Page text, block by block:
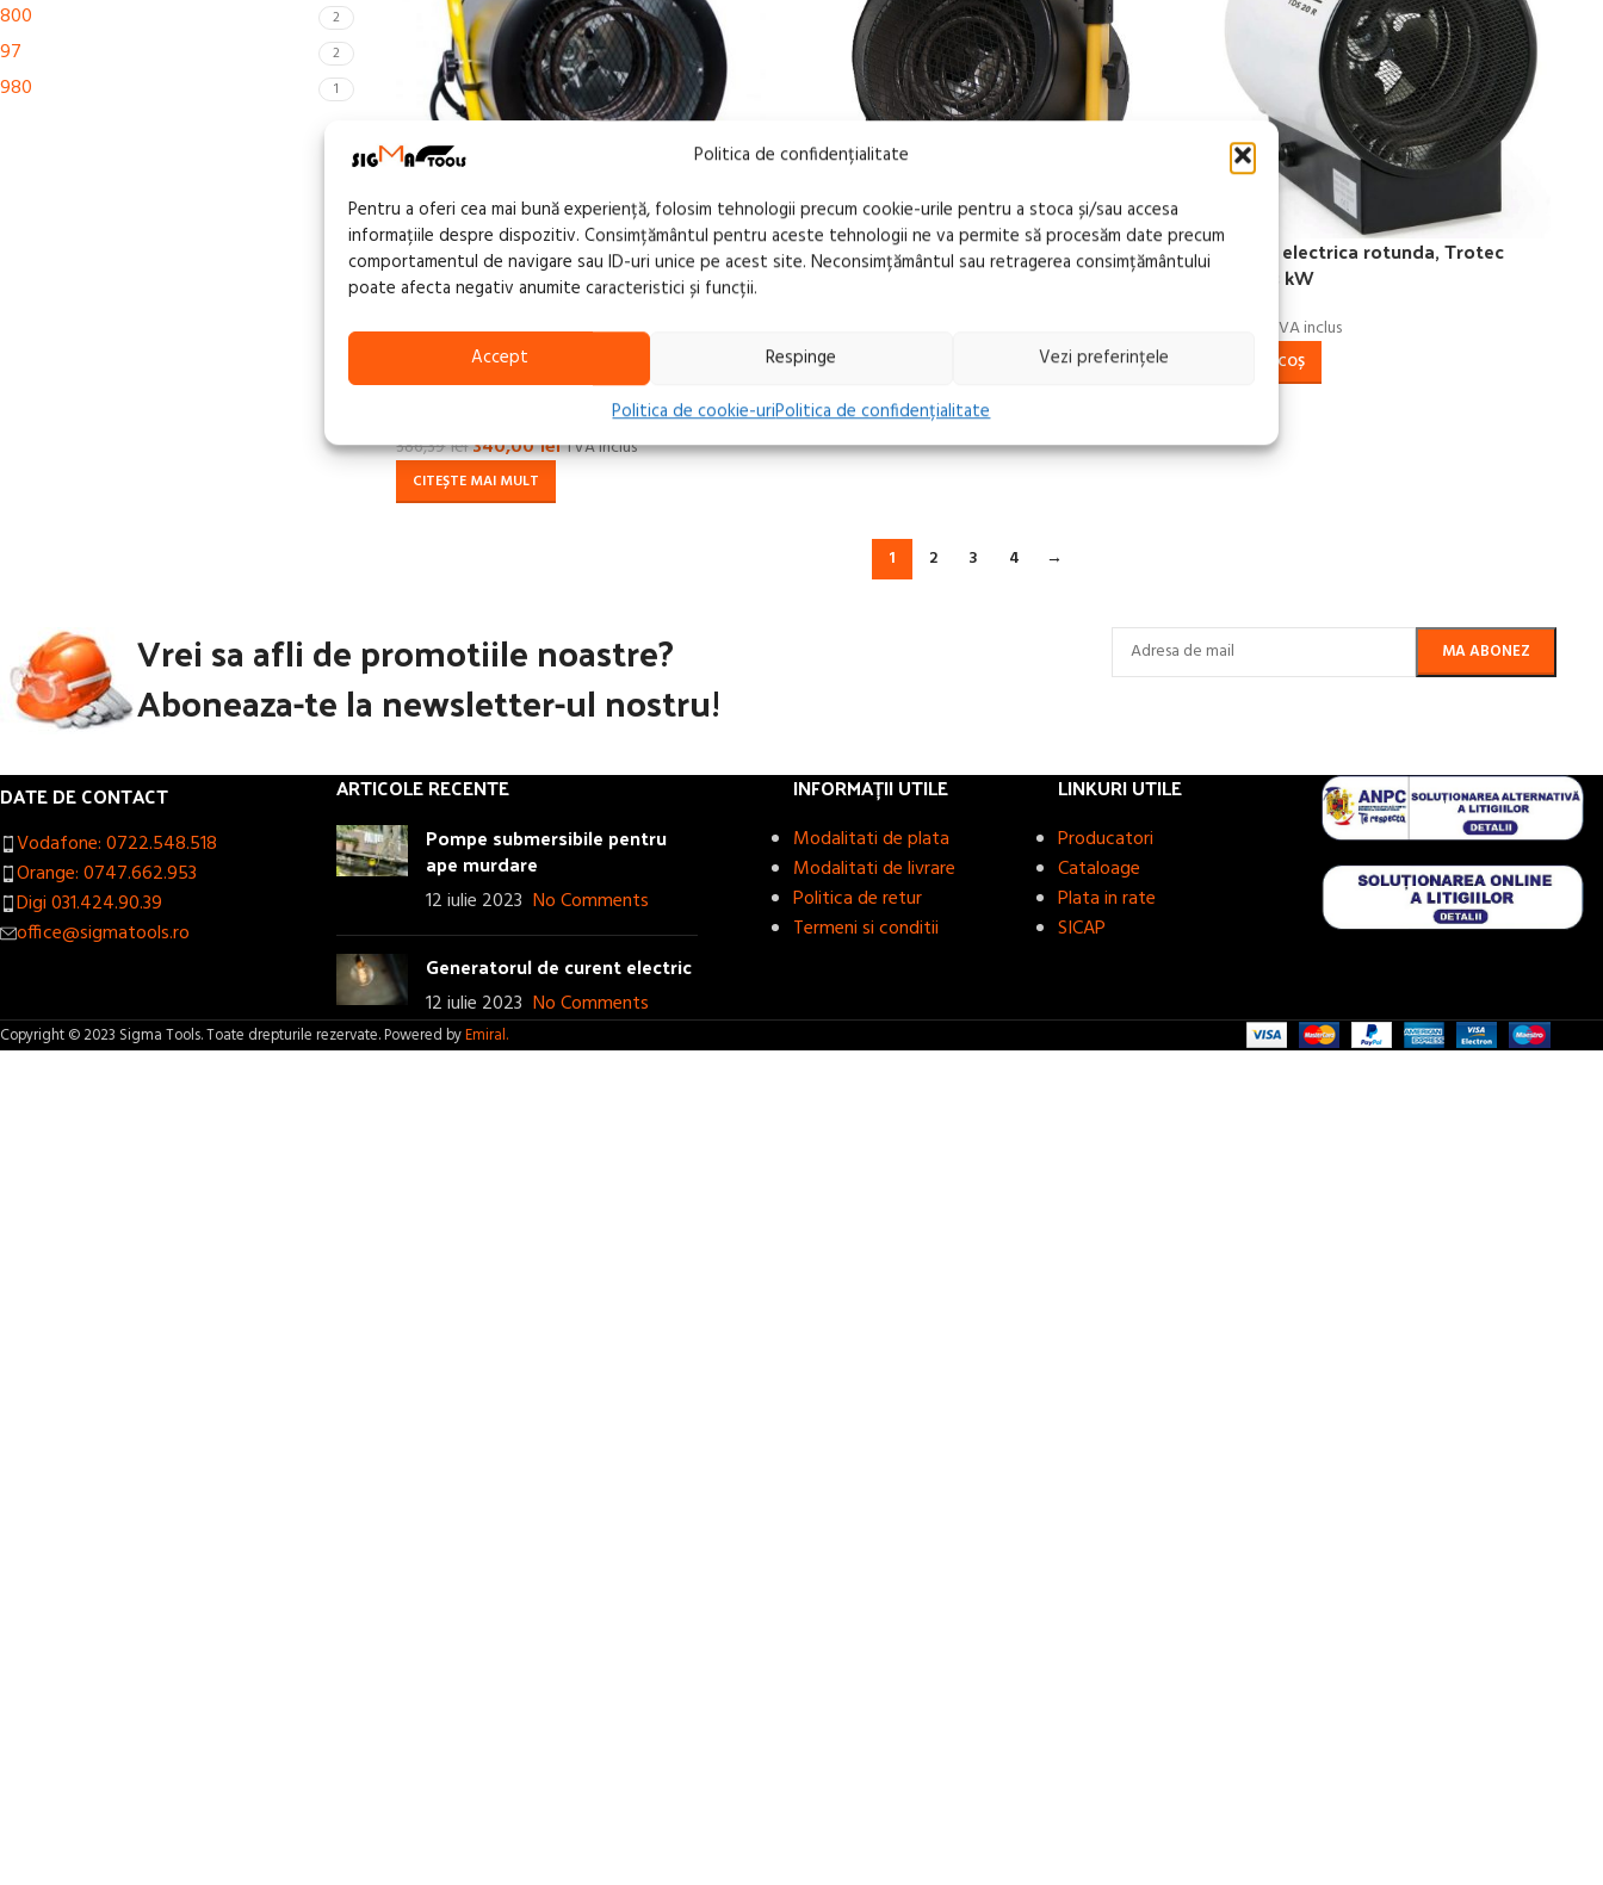
Politica de confidențialitate
Pentru a oferi cea mai bună experiență, folosim tehnologii precum cookie-urile pentru a stoca și/sau accesa
informațiile despre dispozitiv. Consimțământul pentru aceste tehnologii ne va permite să procesăm date precum
comportamentul de navigare sau ID-uri unice pe acest site. Neconsimțământul sau retragerea consimțământului
poate afecta negativ anumite caracteristici și funcții.
Accept Respinge
Vezi preferințele
Politica de cookie-uriPolitica de confidențialitate
800 2
97 2
980 1
-12%
STOC
PRO 3 kW R – Aeroterma electrica
INTENSIV, 230V
386,39 lei340,00leiTVA inclus
CITEȘTE MAI MULT
Incalzitor electric STANLEY tip ST-302-
231-E
ADAUGĂ ÎN COȘ
Aeroterma electrica rotunda, Trotec
TDS20R – 3 kW
TVA inclus
ADAUGĂ ÎN COȘ
1 2 3 4 →
Vrei sa afli de promotiile noastre?
Aboneaza-te la newsletter-ul nostru!
DATE DE CONTACT
Vodafone: 0722.548.518
Orange: 0747.662.953
Digi 031.424.90.39
office@sigmatools.ro
ARTICOLE RECENTE
Pompe submersibile pentru
ape murdare
12 iulie 2023 No Comments
Generatorul de curent electric
12 iulie 2023 No Comments
INFORMAȚII UTILE
Modalitati de plata
Modalitati de livrare
Politica de retur
Termeni si conditii
LINKURI UTILE
Producatori
Cataloage
Plata in rate
SICAP
Copyright © 2023 Sigma Tools. Toate drepturile rezervate. Powered byEmiral.